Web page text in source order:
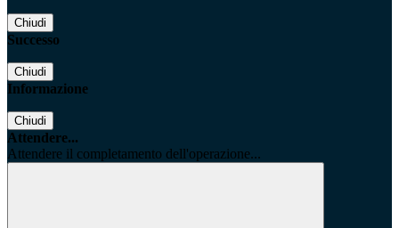
Chiudi
Successo
Chiudi
Informazione
Chiudi
Attendere...
Attendere il completamento dell'operazione...